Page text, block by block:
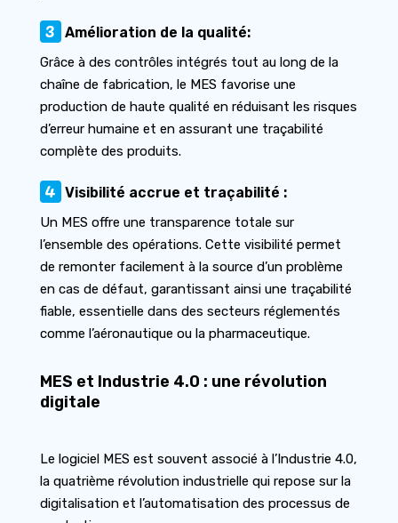
3 Amélioration de la qualité:
Grâce à des contrôles intégrés tout au long de la
chaîne de fabrication, le MES favorise une
production de haute qualité en réduisant les risques
d’erreur humaine et en assurant une traçabilité
complète des produits.
4 Visibilité accrue et traçabilité :
Un MES offre une transparence totale sur
l’ensemble des opérations. Cette visibilité permet
de remonter facilement à la source d’un problème
en cas de défaut, garantissant ainsi une traçabilité
fiable, essentielle dans des secteurs réglementés
comme l’aéronautique ou la pharmaceutique.
MES et Industrie 4.0 : une révolution
digitale
Le logiciel MES est souvent associé à l’Industrie 4.0,
la quatrième révolution industrielle qui repose sur la
digitalisation et l’automatisation des processus de